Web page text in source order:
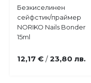
в
любими
Купи
Безкиселинен
сейфстик/праймер
NORIKO Nails Bonder
15ml
12,17 € / 23,80 лв.